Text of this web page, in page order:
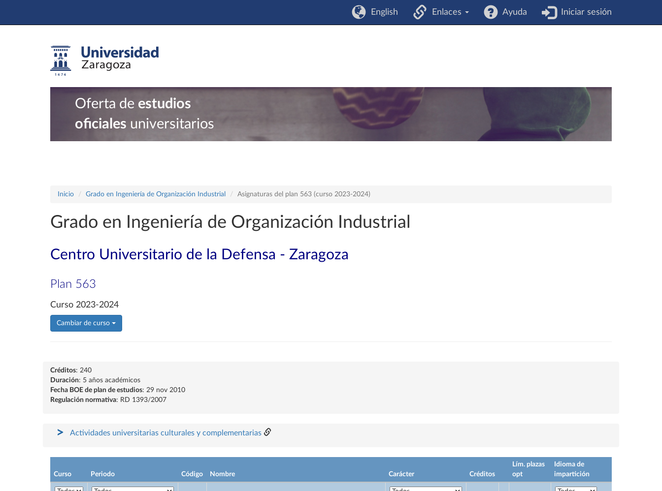
English Enlaces Ayuda Iniciar sesión
Oferta de estudios
oficiales universitarios
Inicio Grado en Ingeniería de Organización Industrial Asignaturas del plan 563 (curso 2023-2024)
Grado en Ingeniería de Organización Industrial
Centro Universitario de la Defensa - Zaragoza
Plan 563
Curso 2023-2024
Cambiar de curso
Créditos: 240
Duración: 5 años académicos
Fecha BOE de plan de estudios: 29 nov 2010
Regulación normativa: RD 1393/2007
Actividades universitarias culturales y complementarias
Curso Periodo Código Nombre Carácter Créditos
Lím. plazas
opt
Idioma de
impartición